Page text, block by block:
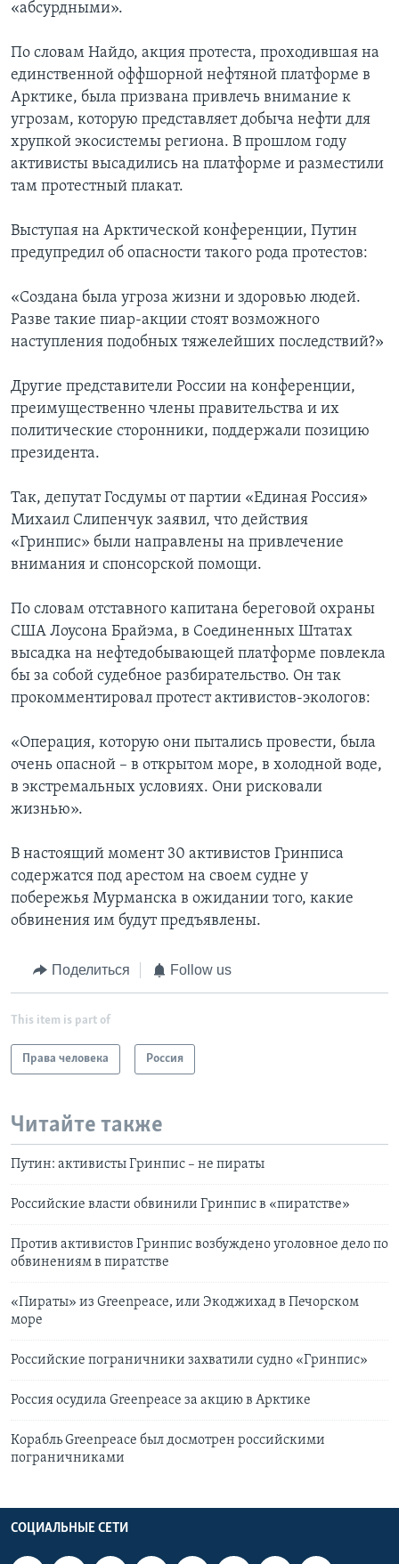
«абсурдными».
По словам Найдо, акция протеста, проходившая на
единственной оффшорной нефтяной платформе в
Арктике, была призвана привлечь внимание к
угрозам, которую представляет добыча нефти для
хрупкой экосистемы региона. В прошлом году
активисты высадились на платформе и разместили
там протестный плакат.
Выступая на Арктической конференции, Путин
предупредил об опасности такого рода протестов:
«Создана была угроза жизни и здоровью людей.
Разве такие пиар-акции стоят возможного
наступления подобных тяжелейших последствий?»
Другие представители России на конференции,
преимущественно члены правительства и их
политические сторонники, поддержали позицию
президента.
Так, депутат Госдумы от партии «Единая Россия»
Михаил Слипенчук заявил, что действия
«Гринпис» были направлены на привлечение
внимания и спонсорской помощи.
По словам отставного капитана береговой охраны
США Лоусона Брайэма, в Соединенных Штатах
высадка на нефтедобывающей платформе повлекла
бы за собой судебное разбирательство. Он так
прокомментировал протест активистов-экологов:
«Операция, которую они пытались провести, была
очень опасной – в открытом море, в холодной воде,
в экстремальных условиях. Они рисковали
жизнью».
В настоящий момент 30 активистов Гринписа
содержатся под арестом на своем судне у
побережья Мурманска в ожидании того, какие
обвинения им будут предъявлены.
Поделиться Follow us
This item is part of
Права человека Россия
Читайте также
Путин: активисты Гринпис – не пираты
Российские власти обвинили Гринпис в «пиратстве»
Против активистов Гринпис возбуждено уголовное дело по
обвинениям в пиратстве
«Пираты» из Greenpeace, или Экоджихад в Печорском
море
Российские пограничники захватили судно «Гринпис»
Россия осудила Greenpeace за акцию в Арктике
Корабль Greenpeace был досмотрен российскими
пограничниками
СОЦИАЛЬНЫЕ СЕТИ